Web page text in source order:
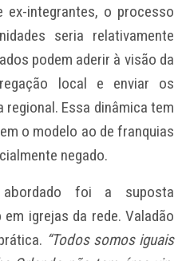
integrantes, o processo
seria relativamente
podem aderir à visão da
local e enviar os
Essa dinâmica tem
o modelo ao de franquias
negado.
foi a suposta
igrejas da rede. Valadão
“Todos somos iguais